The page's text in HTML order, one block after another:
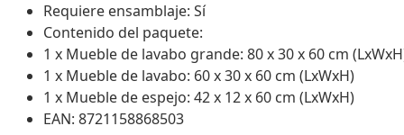
Requiere ensamblaje: Sí
Contenido del paquete:
1 x Mueble de lavabo grande: 80 x 30 x 60 cm
1 x Mueble de lavabo: 60 x 30 x 60 cm (LxWxH)
1 x Mueble de espejo: 42 x 12 x 60 cm (LxWxH)
EAN: 8721158868503